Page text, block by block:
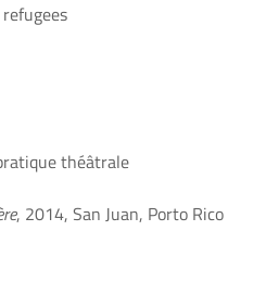
théâtrale
, 2014, San Juan, Porto Rico